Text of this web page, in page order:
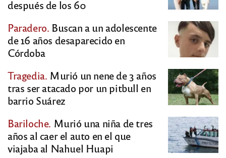
después de los 60
Paradero. Buscan a un adolescente
de 16 años desaparecido en
Córdoba
Tragedia. Murió un nene de 3 años
tras ser atacado por un pitbull en
barrio Suárez
Bariloche. Murió una niña de tres
años al caer el auto en el que
viajaba al Nahuel Huapi